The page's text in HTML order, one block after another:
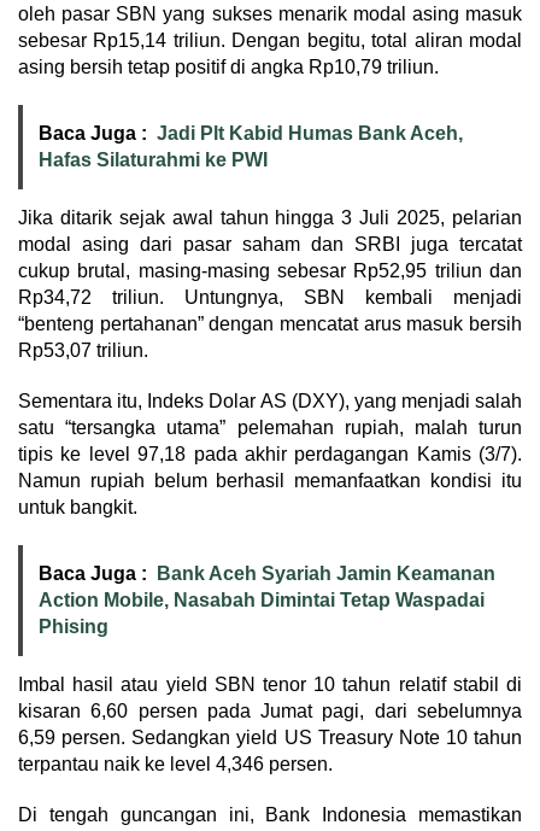
oleh pasar SBN yang sukses menarik modal asing masuk
sebesar Rp15,14 triliun. Dengan begitu, total aliran modal
asing bersih tetap positif di angka Rp10,79 triliun.
Baca Juga : Jadi Plt Kabid Humas Bank Aceh,
Hafas Silaturahmi ke PWI
Jika ditarik sejak awal tahun hingga 3 Juli 2025, pelarian
modal asing dari pasar saham dan SRBI juga tercatat
cukup brutal, masing-masing sebesar Rp52,95 triliun dan
Rp34,72 triliun. Untungnya, SBN kembali menjadi
“benteng pertahanan” dengan mencatat arus masuk bersih
Rp53,07 triliun.
Sementara itu, Indeks Dolar AS (DXY), yang menjadi salah
satu “tersangka utama” pelemahan rupiah, malah turun
tipis ke level 97,18 pada akhir perdagangan Kamis (3/7).
Namun rupiah belum berhasil memanfaatkan kondisi itu
untuk bangkit.
Baca Juga :
Bank Aceh Syariah Jamin Keamanan
Action Mobile, Nasabah Dimintai Tetap Waspadai
Phising
Imbal hasil atau yield SBN tenor 10 tahun relatif stabil di
kisaran 6,60 persen pada Jumat pagi, dari sebelumnya
6,59 persen. Sedangkan yield US Treasury Note 10 tahun
terpantau naik ke level 4,346 persen.
Di tengah guncangan ini, Bank Indonesia memastikan